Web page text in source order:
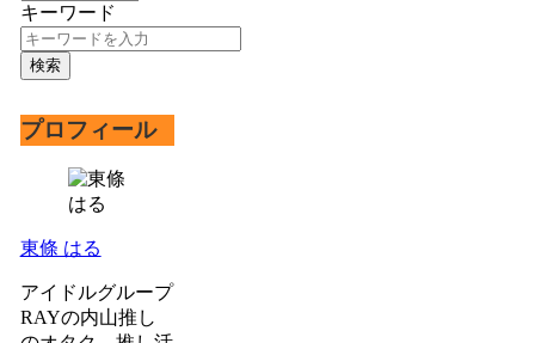
キーワード
検索
プロフィール
東條 はる
アイドルグループ
RAYの内山推し